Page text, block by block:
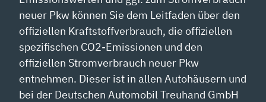
neuer Pkw können Sie dem Leitfaden über den
offiziellen Kraftstoffverbrauch, die offiziellen
spezifischen CO2-Emissionen und den
offiziellen Stromverbrauch neuer Pkw
entnehmen. Dieser ist in allen Autohäusern und
bei der Deutschen Automobil Treuhand GmbH